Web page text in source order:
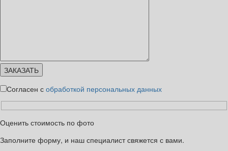
Согласен с обработкой персональных данных
Оценить стоимость по фото
Заполните форму, и наш специалист свяжется с вами.